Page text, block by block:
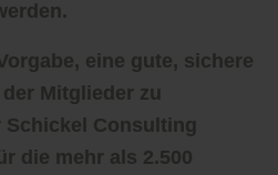
eine gute, sichere
Mitglieder zu
Schickel Consulting
die mehr als 2.500